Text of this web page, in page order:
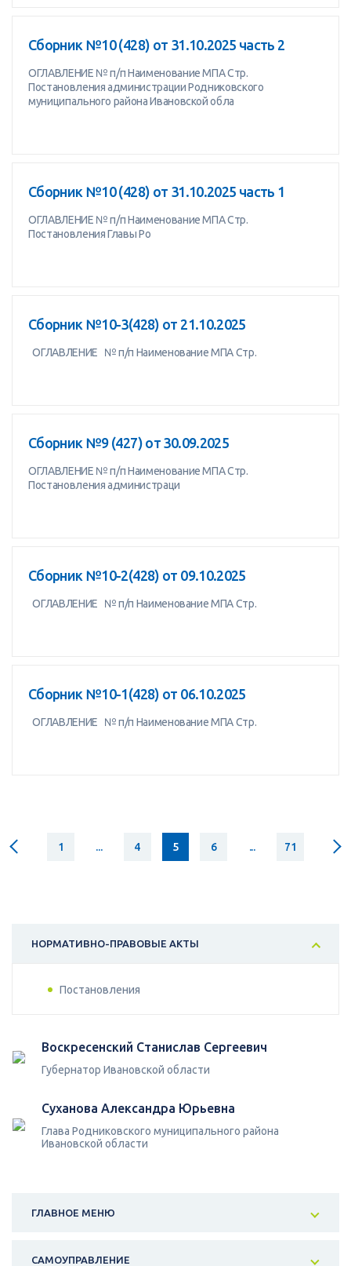
Сборник №10 (428) от 31.10.2025 часть 2
ОГЛАВЛЕНИЕ № п/п Наименование МПА Стр.
Постановления администрации Родниковского
муниципального района Ивановской обла
Сборник №10 (428) от 31.10.2025 часть 1
ОГЛАВЛЕНИЕ № п/п Наименование МПА Стр.
Постановления Главы Ро
Сборник №10-3(428) от 21.10.2025
ОГЛАВЛЕНИЕ № п/п Наименование МПА Стр.
Сборник №9 (427) от 30.09.2025
ОГЛАВЛЕНИЕ № п/п Наименование МПА Стр.
Постановления администраци
Сборник №10-2(428) от 09.10.2025
ОГЛАВЛЕНИЕ № п/п Наименование МПА Стр.
Сборник №10-1(428) от 06.10.2025
ОГЛАВЛЕНИЕ № п/п Наименование МПА Стр.
1 ... 4 5 6 ... 71
НОРМАТИВНО-ПРАВОВЫЕ АКТЫ
Постановления
Воскресенский Станислав Сергеевич
Губернатор Ивановской области
Суханова Александра Юрьевна
Глава Родниковского муниципального района
Ивановской области
ГЛАВНОЕ МЕНЮ
САМОУПРАВЛЕНИЕ